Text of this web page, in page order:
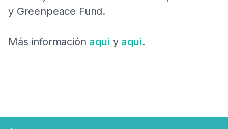
y Greenpeace Fund.
Más información aquíy aquí.